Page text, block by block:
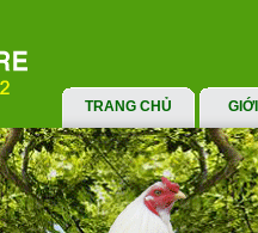
TRANG CHỦ